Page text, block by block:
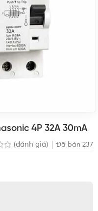
4P 32A 30mA
(đánh giá) Đã bán 237